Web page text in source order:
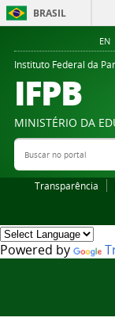
BRASIL
EN
Instituto Federal da
IFPB
MINISTÉRIO DA
Buscar no portal
Transparência
Powered by